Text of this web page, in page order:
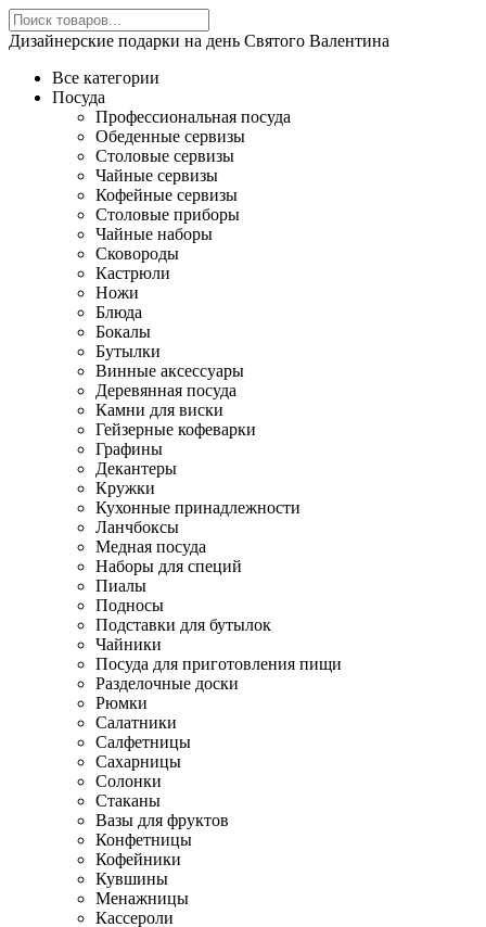
Дизайнерские подарки на день Святого Валентина
Все категории
Посуда
Профессиональная посуда
Обеденные сервизы
Столовые сервизы
Чайные сервизы
Кофейные сервизы
Столовые приборы
Чайные наборы
Сковороды
Кастрюли
Ножи
Блюда
Бокалы
Бутылки
Винные аксессуары
Деревянная посуда
Камни для виски
Гейзерные кофеварки
Графины
Декантеры
Кружки
Кухонные принадлежности
Ланчбоксы
Медная посуда
Наборы для специй
Пиалы
Подносы
Подставки для бутылок
Чайники
Посуда для приготовления пищи
Разделочные доски
Рюмки
Салатники
Салфетницы
Сахарницы
Солонки
Стаканы
Вазы для фруктов
Конфетницы
Кофейники
Кувшины
Менажницы
Кассероли